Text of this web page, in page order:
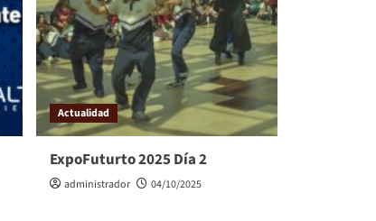
Actualidad
ExpoFuturto 2025 Día 2
administrador 04/10/2025